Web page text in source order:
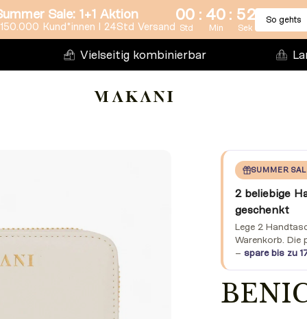
Sale: 1+1 Aktion
Kund*innen l 24Std Versand
00 : 40 : 51
Std Min Sek
So gehts
Vielseitig kombinierbar
SUMMER
2 beliebige
geschenkt
Lege 2
Warenkorb.
– spare bis zu